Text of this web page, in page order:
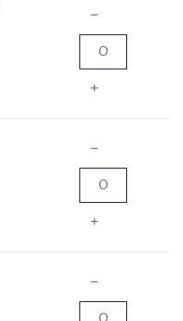
−
0
+
−
0
+
−